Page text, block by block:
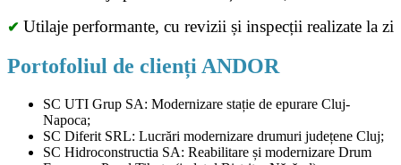
✔ Utilaje performante, cu revizii și inspecții realizate la zi
Portofoliul de cliențiANDOR
SC UTI Grup SA: Modernizare stație de epurare Cluj-
Napoca;
SC Diferit SRL: Lucrări modernizare drumuri județene Cluj;
SC Hidroconstructia SA: Reabilitare și modernizare Drum